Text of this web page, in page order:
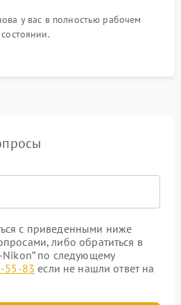
у вас в полностью рабочем
состоянии.
с приведенными ниже
либо обратиться в
Nikon” по следующему
55-83 если не нашли ответ на